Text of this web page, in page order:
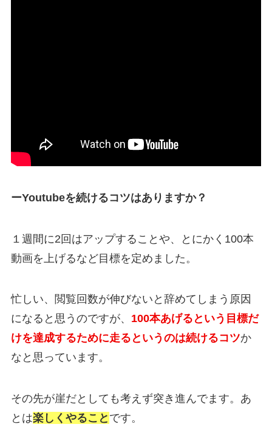
ーYoutubeを続けるコツはありますか？
１週間に2回はアップすることや、とにかく100本
動画を上げるなど目標を定めました。
忙しい、閲覧回数が伸びないと辞めてしまう原因
になると思うのですが、 100本あげるという目標だ
けを達成するために走るというのは続けるコツか
なと思っています。
その先が崖だとしても考えず突き進んでます。あ
とは楽しくやること です。